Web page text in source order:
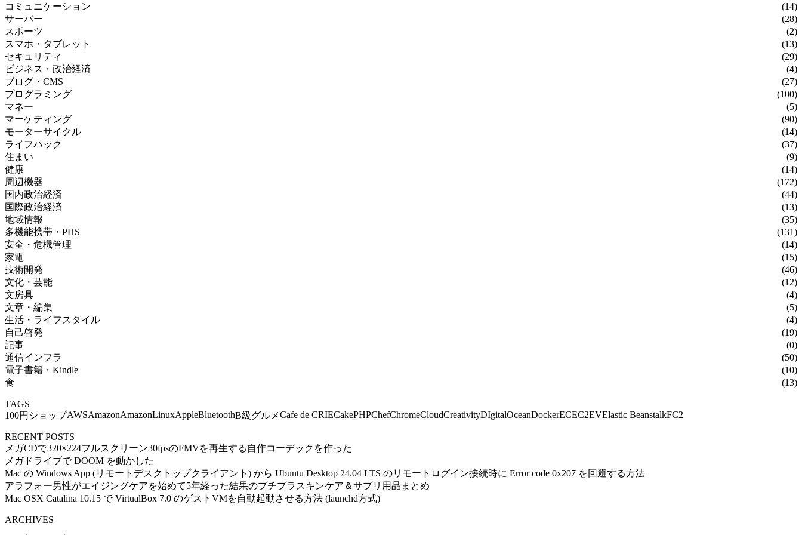
コミュニケーション
(14)
サーバー
(28)
スポーツ
(2)
スマホ・タブレット
(13)
セキュリティ
(29)
ビジネス・政治経済
(4)
ブログ・CMS
(27)
プログラミング
(100)
マネー
(5)
マーケティング
(90)
モーターサイクル
(14)
ライフハック
(37)
住まい
(9)
健康
(14)
周辺機器
(172)
国内政治経済
(44)
国際政治経済
(13)
地域情報
(35)
多機能携帯・PHS
(131)
安全・危機管理
(14)
家電
(15)
技術開発
(46)
文化・芸能
(12)
文房具
(4)
文章・編集
(5)
生活・ライフスタイル
(4)
自己啓発
(19)
記事
(0)
通信インフラ
(50)
電子書籍・Kindle
(10)
食
(13)
TAGS
100円ショップAWSAmazonAmazonLinuxAppleBluetoothB級グルメCafe de CRIECakePHPChefChromeCloudCreativityDIgitalOceanDockerECEC2EVElastic BeanstalkFC2
RECENT POSTS
メガCDで320×224フルスクリーン30fpsのFMVを再生する自作コーデックを作った
メガドライブで DOOM を動かした
Mac の Windows App (リモートデスクトップクライアント) から Ubuntu Desktop 24.04 LTS のリモートログイン接続時に Error code 0x207 を回避する方法
アラフォー男性がエイジングケアを始めて5年経った結果のプチプラスキンケア＆サプリ用品まとめ
Mac OSX Catalina 10.15 で VirtualBox 7.0 のゲストVMを自動起動させる方法 (launchd方式)
ARCHIVES